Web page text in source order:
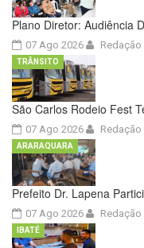
Plano Diretor: Audiência
07 Ago 2026 Redação
São Carlos Rodeio Fest
07 Ago 2026
TRÂNSITO
Redação
Prefeito Dr. Lapena
07 Ago 2026
ARARAQUARA
Redação
IBATÉ